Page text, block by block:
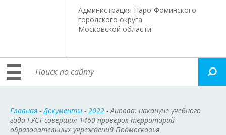
Администрация Наро-Фоминского
городского округа
Московской области
Главная -Документы - 2022 - Аипова: накануне учебного
года ГУСТ совершил 1460 проверок территорий
образовательных учреждений Подмосковья